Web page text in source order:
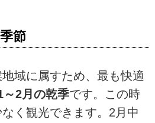
節
域に属すため、最も快適
～2月の乾季です。この時
く観光できます。2月中